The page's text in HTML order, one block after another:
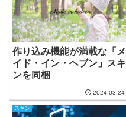
作り込み機能が満載な「メ
イド・イン・ヘブン」スキ
ンを同梱
2024.03.24
スキン